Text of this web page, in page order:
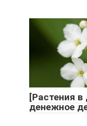
[Растения
денежное